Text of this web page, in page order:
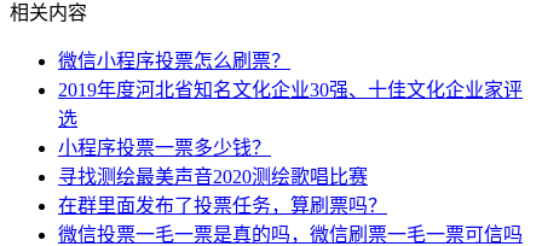
相关内容
微信小程序投票怎么刷票？
2019年度河北省知名文化企业30强、十佳文化企业家评
选
小程序投票一票多少钱？
寻找测绘最美声音2020测绘歌唱比赛
在群里面发布了投票任务，算刷票吗？
微信投票一毛一票是真的吗，微信刷票一毛一票可信吗